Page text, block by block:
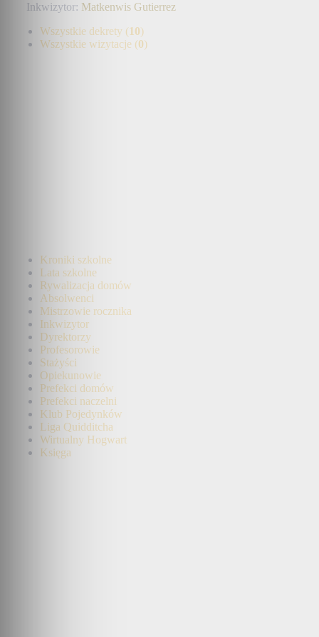
Inkwizytor: Matkenwis Gutierrez
Wszystkie dekrety (10)
Wszystkie wizytacje (0)
Kroniki szkolne
Lata szkolne
Rywalizacja domów
Absolwenci
Mistrzowie rocznika
Inkwizytor
Dyrektorzy
Profesorowie
Stażyści
Opiekunowie
Prefekci domów
Prefekci naczelni
Klub Pojedynków
Liga Quidditcha
Wirtualny Hogwart
Księga